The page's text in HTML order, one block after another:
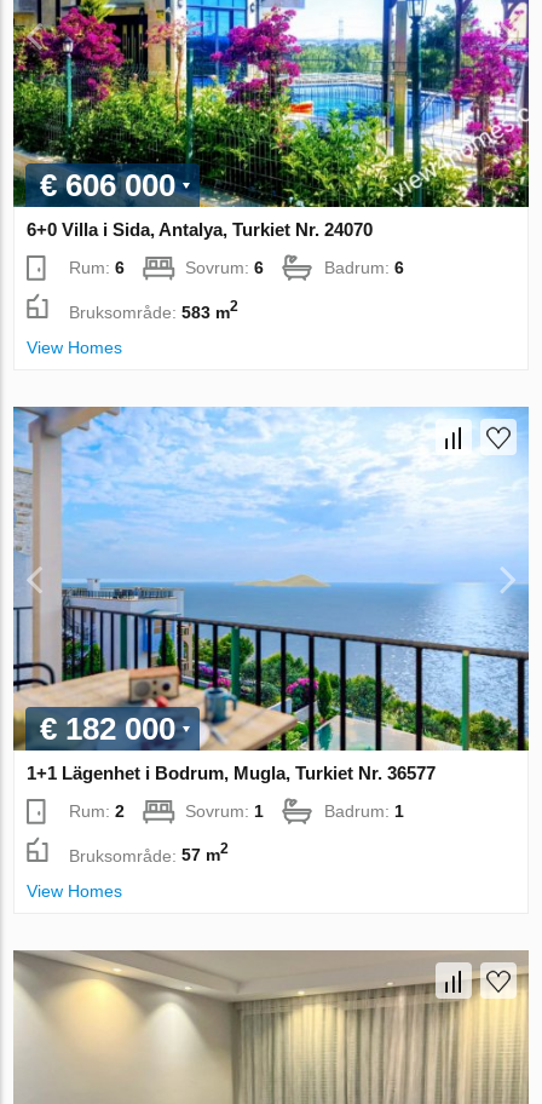
€ 606 000
6+0 Villa i Sida, Antalya, Turkiet Nr. 24070
Rum:6 Sovrum:6 Badrum:6
Bruksområde:583 m2
View Homes
€ 182 000
1+1 Lägenhet i Bodrum, Mugla, Turkiet Nr. 36577
Rum:2 Sovrum: 1 Badrum: 1
Bruksområde:57 m2
View Homes